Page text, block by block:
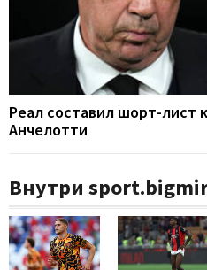
Реал составил шорт-лист
Анчелотти
Внутри